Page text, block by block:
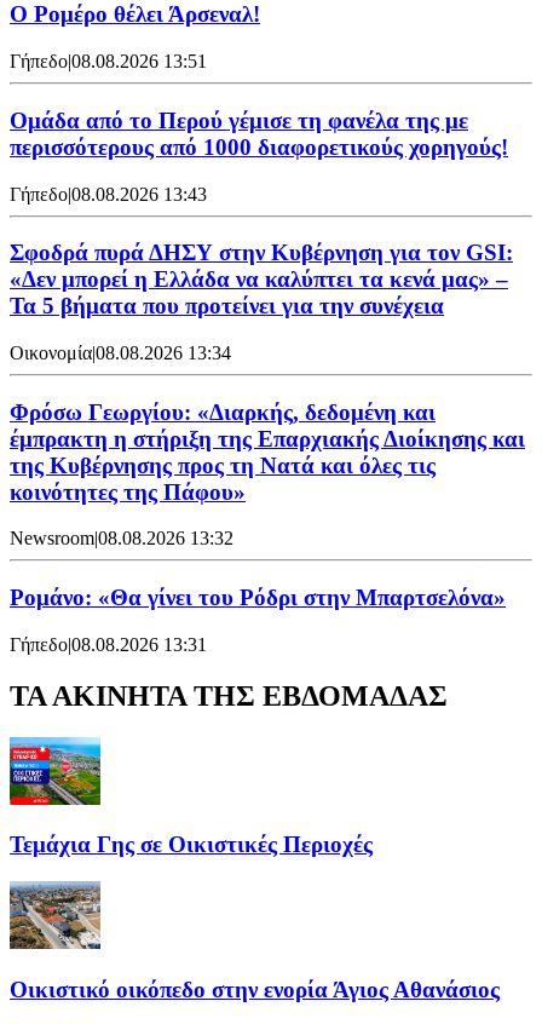
Ο Ρομέρο θέλει Άρσεναλ!
Γήπεδο|08.08.2026 13:51
Ομάδα από το Περού γέμισε τη φανέλα της με
περισσότερους από 1000 διαφορετικούς χορηγούς!
Γήπεδο|08.08.2026 13:43
Σφοδρά πυρά ΔΗΣΥ στην Κυβέρνηση για τον GSI:
«Δεν μπορεί η Ελλάδα να καλύπτει τα κενά μας» –
Τα 5 βήματα που προτείνει για την συνέχεια
Οικονομία|08.08.2026 13:34
Φρόσω Γεωργίου: «Διαρκής, δεδομένη και
έμπρακτη η στήριξη της Επαρχιακής Διοίκησης και
της Κυβέρνησης προς τη Νατά και όλες τις
κοινότητες της Πάφου»
Newsroom|08.08.2026 13:32
Ρομάνο: «Θα γίνει του Ρόδρι στην Μπαρτσελόνα»
Γήπεδο|08.08.2026 13:31
ΤΑ ΑΚΙΝΗΤΑ ΤΗΣ ΕΒΔΟΜΑΔΑΣ
Τεμάχια Γης σε Οικιστικές Περιοχές
Οικιστικό οικόπεδο στην ενορία Άγιος Αθανάσιος